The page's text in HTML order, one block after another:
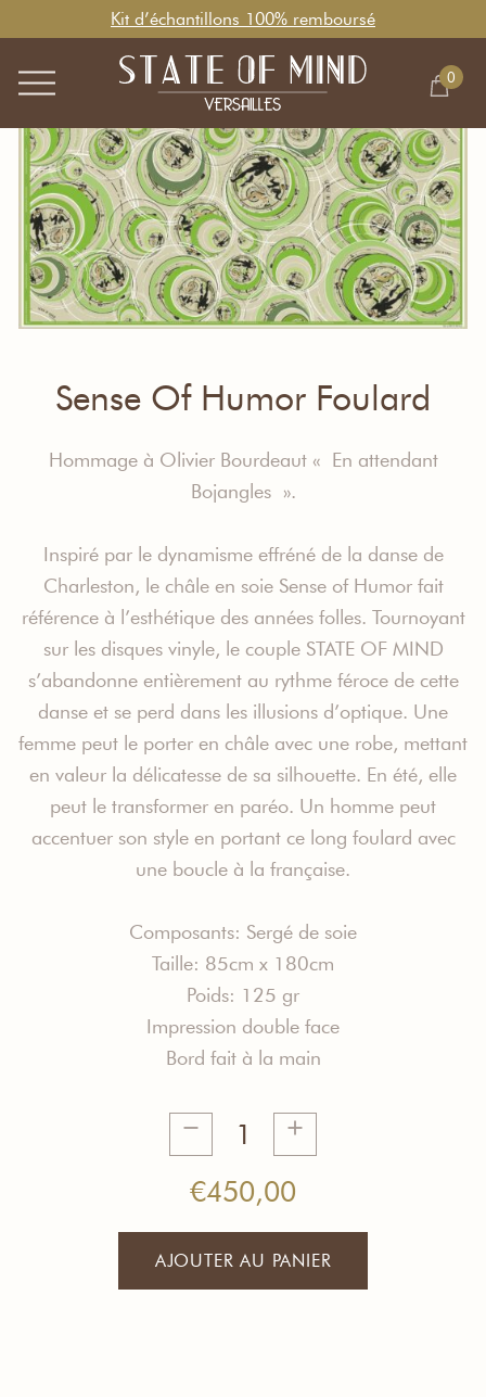
Kit d’échantillons 100% remboursé
0
Sense Of Humor Foulard
Hommage à Olivier Bourdeaut « En attendant
Bojangles ».
Inspiré par le dynamisme effréné de la danse de
Charleston, le châle en soie Sense of Humor fait
référence à l’esthétique des années folles. Tournoyant
sur les disques vinyle, le couple STATE OF MIND
s’abandonne entièrement au rythme féroce de cette
danse et se perd dans les illusions d’optique. Une
femme peut le porter en châle avec une robe, mettant
en valeur la délicatesse de sa silhouette. En été, elle
peut le transformer en paréo. Un homme peut
accentuer son style en portant ce long foulard avec
une boucle à la française.
Composants: Sergé de soie
Taille: 85cm x 180cm
Poids: 125 gr
Impression double face
Bord fait à la main
quantité
de
Sense
Of
Humor
Foulard
€450,00
AJOUTER AU PANIER